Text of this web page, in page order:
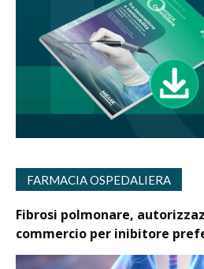
FARMACIA OSPEDALIERA
Fibrosi polmonare,
commercio per inibitore